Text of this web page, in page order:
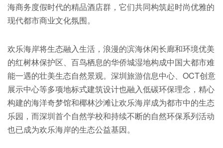
海商务度假时代的精品酒店群，它们共同构筑起时尚优雅的
现代都市商业文化氛围。
欢乐海岸将生态融入生活，浪漫的滨海休闲长廊和环境优美
的红树林保护区、百鸟栖息的华侨城湿地构成中国大都市难
能一遇的壮美生态自然景观。深圳旅游信息中心、OCT创意
展示中心等多项地标式建筑设计也融入低碳环保理念，精心
构建的海洋奇梦馆和椰林沙滩让欢乐海岸成为都市中的生态
乐园，而深圳首个自然学校和持续不断的自然环保系列活动
也已成为欢乐海岸的生态公益基因。